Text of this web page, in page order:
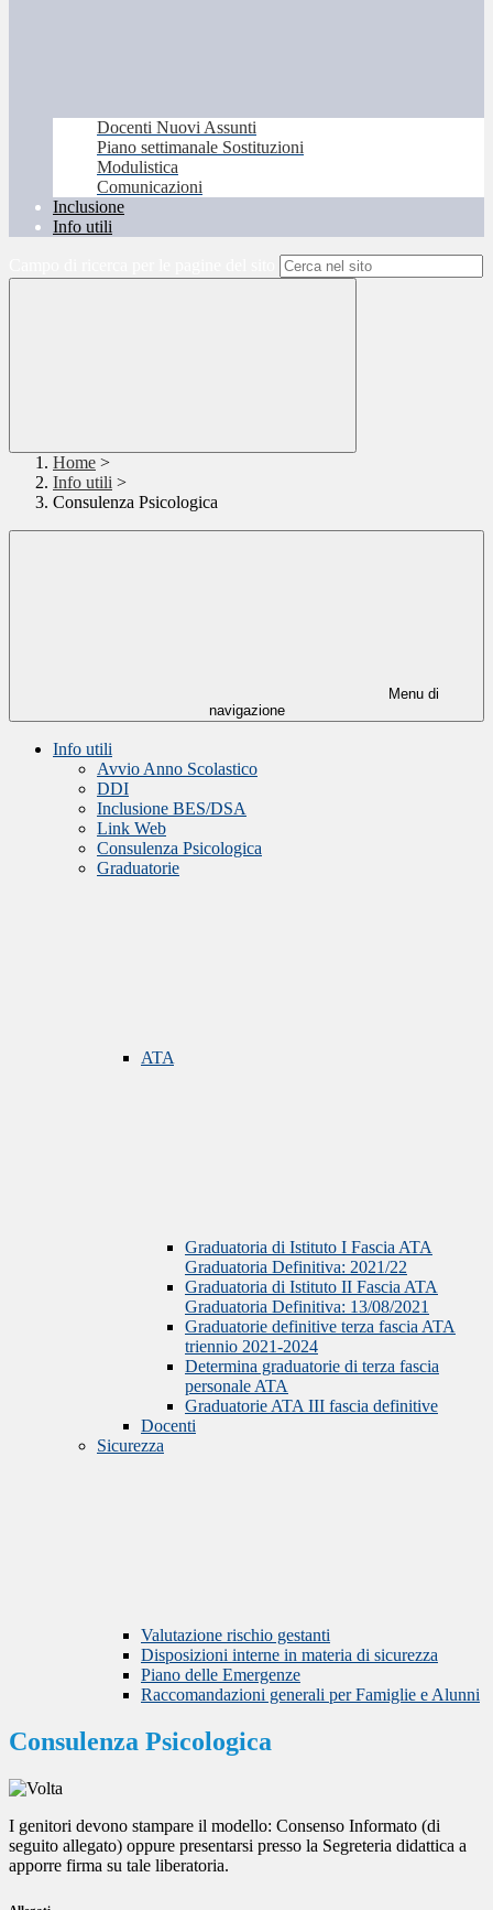
Docenti Nuovi Assunti
Piano settimanale Sostituzioni
Modulistica
Comunicazioni
Inclusione
Info utili
Home >
Info utili >
Consulenza Psicologica
Menu di
navigazione
Info utili
Avvio Anno Scolastico
DDI
Inclusione BES/DSA
Link Web
Consulenza Psicologica
Graduatorie
ATA
Graduatoria di Istituto I Fascia ATA
Graduatoria Definitiva: 2021/22
Graduatoria di Istituto II Fascia ATA
Graduatoria Definitiva: 13/08/2021
Graduatorie definitive terza fascia ATA
triennio 2021-2024
Determina graduatorie di terza fascia
personale ATA
Graduatorie ATA III fascia definitive
Docenti
Sicurezza
Valutazione rischio gestanti
Disposizioni interne in materia di sicurezza
Piano delle Emergenze
Raccomandazioni generali per Famiglie e Alunni
Consulenza Psicologica
I genitori devono stampare il modello: Consenso Informato (di
seguito allegato) oppure presentarsi presso la Segreteria didattica a
apporre firma su tale liberatoria.